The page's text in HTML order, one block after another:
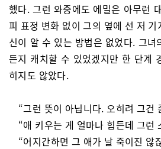
했다. 그런 와중에도 에밀은 아무런
피 표정 변화 없이 그의 옆에 선 저
신이 알 수 있는 방법은 없었다. 그
든지 캐치할 수 있었겠지만 한 단계
히지도 않았다.
“그런 뜻이 아닙니다. 오히려 그건
“애 키우는 게 얼마나 힘든데 그런
“어지간하면 그 애가 날 죽이진 않